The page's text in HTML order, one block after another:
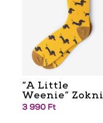
“A Little
Weenie” Zokni
3 990 Ft